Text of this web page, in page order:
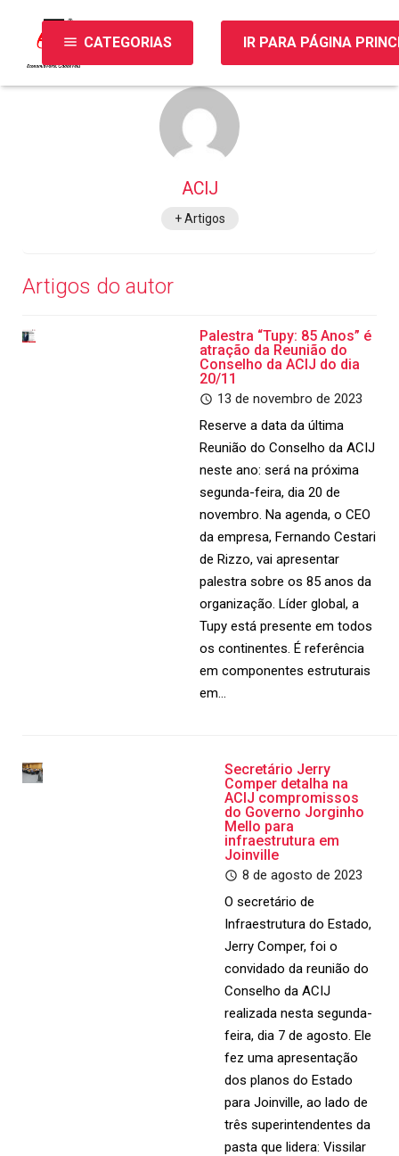
menu CATEGORIAS IR PARA PÁGINA
ACIJ
+ Artigos
Artigos do autor
Palestra “Tupy: 85 Anos” é
atração da Reunião do
Conselho da ACIJ do dia
20/11
13 de novembro de 2023
Reserve a data da última
Reunião do Conselho da ACIJ
neste ano: será na próxima
segunda-feira, dia 20 de
novembro. Na agenda, o CEO
da empresa, Fernando Cestari
de Rizzo, vai apresentar
palestra sobre os 85 anos da
organização. Líder global, a
Tupy está presente em todos
os continentes. É referência
em componentes estruturais
em…
Secretário Jerry
Comper detalha na
ACIJ compromissos
do Governo Jorginho
Mello para
infraestrutura em
Joinville
8 de agosto de 2023
O secretário de
Infraestrutura do Estado,
Jerry Comper, foi o
convidado da reunião do
Conselho da ACIJ
realizada nesta segunda-
feira, dia 7 de agosto. Ele
fez uma apresentação
dos planos do Estado
para Joinville, ao lado de
três superintendentes da
pasta que lidera: Vissilar